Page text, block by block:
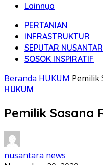
Lainnya
PERTANIAN
INFRASTRUKTUR
SEPUTAR
SOSOK INSPIRATIF
Beranda HUKUM Pemilik
HUKUM
Pemilik Sasana
nusantara news